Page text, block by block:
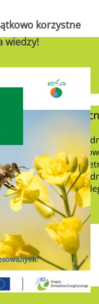
korzystne
wiedzy!